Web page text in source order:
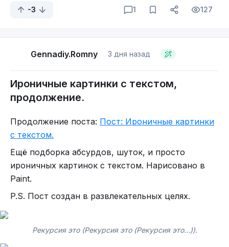
Откуда этот мем?
Так "блядь" или "блять"?
-3 1 127
Gennadiy.Romny 3 дня назад
Ироничные картинки с текстом,
продолжение.
Продолжение поста: Пост: Ироничные картинки
с текстом.
Ещё подборка абсурдов, шуток, и просто
ироничных картинок с текстом. Нарисовано в
Paint.
P.S. Пост создан в развлекательных целях.
Рекурсия это (Рекурсия это (Рекурсия это...)).